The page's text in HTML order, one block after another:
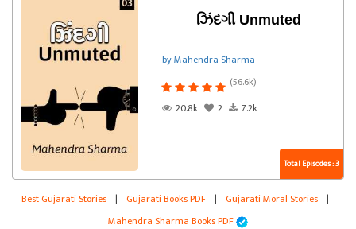
ઝિંદગી Unmuted
by Mahendra Sharma
(56.6k)
20.8k
2 7.2k
Total Episodes : 3
Best Gujarati Stories | Gujarati Books PDF | Gujarati Moral Stories |
Mahendra Sharma Books PDF